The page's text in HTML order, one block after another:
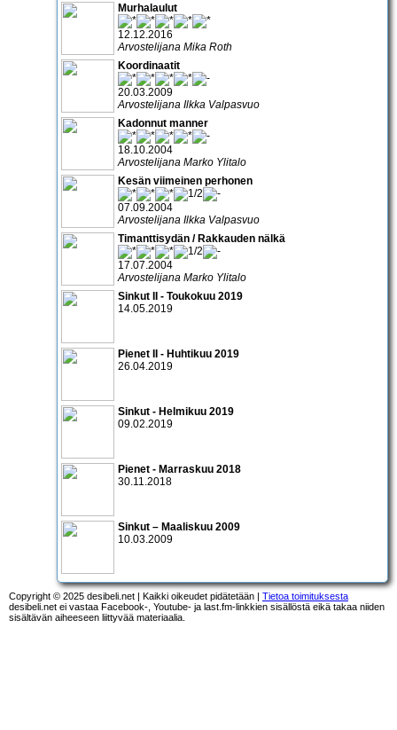
Murhalaulut
12.12.2016
Arvostelijana Mika Roth
Koordinaatit
20.03.2009
Arvostelijana Ilkka Valpasvuo
Kadonnut manner
18.10.2004
Arvostelijana Marko Ylitalo
Kesän viimeinen perhonen
07.09.2004
Arvostelijana Ilkka Valpasvuo
Timanttisydän / Rakkauden nälkä
17.07.2004
Arvostelijana Marko Ylitalo
Sinkut II - Toukokuu 2019
14.05.2019
Pienet II - Huhtikuu 2019
26.04.2019
Sinkut - Helmikuu 2019
09.02.2019
Pienet - Marraskuu 2018
30.11.2018
Sinkut – Maaliskuu 2009
10.03.2009
Copyright © 2025 desibeli.net | Kaikki oikeudet pidätetään | Tietoa toimituksesta
desibeli.net ei vastaa Facebook-, Youtube- ja last.fm-linkkien sisällöstä eikä takaa niiden
sisältävän aiheeseen liittyvää materiaalia.